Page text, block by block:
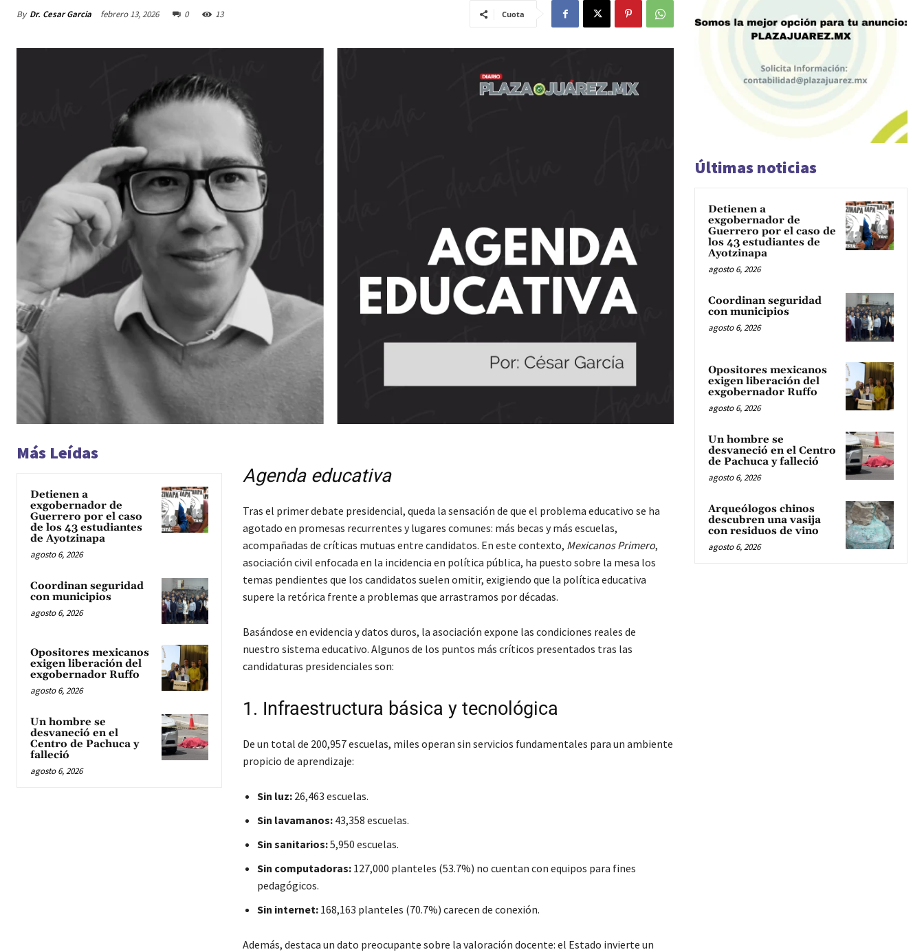
By Dr. Cesar Garcia febrero 13, 2026 0 13 Cuota
Más Leídas
Detienen a
exgobernador de
Guerrero por el caso
de los 43 estudiantes
de Ayotzinapa
agosto 6, 2026
Coordinan seguridad
con municipios
agosto 6, 2026
Opositores mexicanos
exigen liberación del
exgobernador Ruffo
agosto 6, 2026
Un hombre se
desvaneció en el
Centro de Pachuca y
falleció
agosto 6, 2026
Agenda educativa
Tras el primer debate presidencial, queda la sensación de que el problema educativo se ha
agotado en promesas recurrentes y lugares comunes: más becas y más escuelas,
acompañadas de críticas mutuas entre candidatos. En este contexto, Mexicanos Primero,
asociación civil enfocada en la incidencia en política pública, ha puesto sobre la mesa los
temas pendientes que los candidatos suelen omitir, exigiendo que la política educativa
supere la retórica frente a problemas que arrastramos por décadas.
Basándose en evidencia y datos duros, la asociación expone las condiciones reales de
nuestro sistema educativo. Algunos de los puntos más críticos presentados tras las
candidaturas presidenciales son:
1. Infraestructura básica y tecnológica
De un total de 200,957 escuelas, miles operan sin servicios fundamentales para un ambiente
propicio de aprendizaje:
Sin luz:26,463 escuelas.
Sin lavamanos:43,358 escuelas.
Sin sanitarios:5,950 escuelas.
Sin computadoras:127,000 planteles (53.7%) no cuentan con equipos para fines
pedagógicos.
Sin internet:168,163 planteles (70.7%) carecen de conexión.
Además, destaca un dato preocupante sobre la valoración docente: el Estado invierte un
Últimas noticias
Detienen a
exgobernador de
Guerrero por el caso de
los 43 estudiantes de
Ayotzinapa
agosto 6, 2026
Coordinan seguridad
con municipios
agosto 6, 2026
Opositores mexicanos
exigen liberación del
exgobernador Ruffo
agosto 6, 2026
Un hombre se
desvaneció en el Centro
de Pachuca y falleció
agosto 6, 2026
Arqueólogos chinos
descubren una vasija
con residuos de vino
agosto 6, 2026